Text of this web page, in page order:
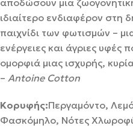
αποδώσουν μια
ιδιαίτερο ενδιαφέρον στη
παιχνίδι των φωτισμών –
ενέργειες και άγριες υφές
ομορφιά μιας ισχυρής,
– Antoine Cotton
Κορυφής:Περγαμόντο,
Φασκόμηλο, Νότες